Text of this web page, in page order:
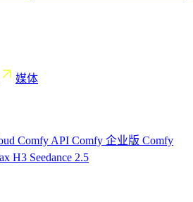
媒体
Comfy API Comfy 企业版 Comfy
H3 Seedance 2.5